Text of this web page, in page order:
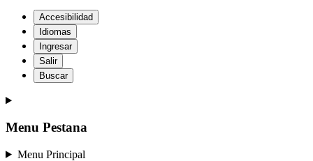
Accesibilidad
Idiomas
Ingresar
Salir
Buscar
Menu Pestana
Menu Principal